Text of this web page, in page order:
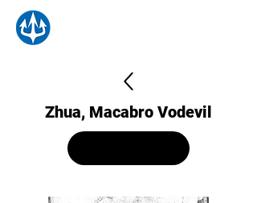
Zhua, Macabro Vodevil